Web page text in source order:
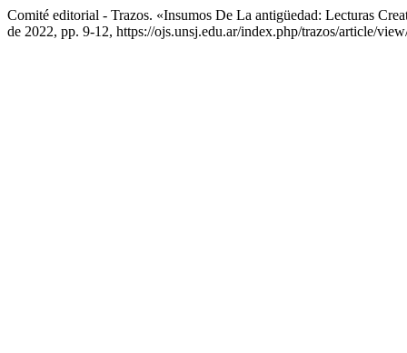
Comité editorial - Trazos. «Insumos De La antigüedad: Lecturas
de 2022, pp. 9-12, https://ojs.unsj.edu.ar/index.php/trazos/article/